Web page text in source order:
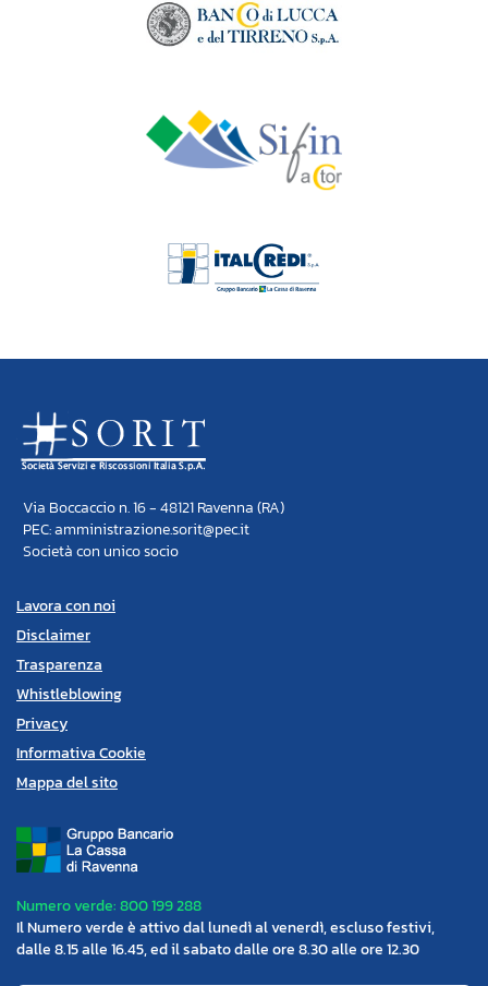
Via Boccaccio n. 16 - 48121 Ravenna (RA)
PEC: amministrazione.sorit@pec.it
Società con unico socio
Lavora con noi
Disclaimer
Trasparenza
Whistleblowing
Privacy
Informativa Cookie
Mappa del sito
Numero verde: 800 199 288
Il Numero verde è attivo dal lunedì al venerdì, escluso festivi,
dalle 8.15 alle 16.45, ed il sabato dalle ore 8.30 alle ore 12.30